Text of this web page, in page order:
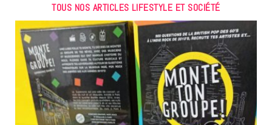
TOUS NOS ARTICLES LIFESTYLE ET SOCIÉTÉ